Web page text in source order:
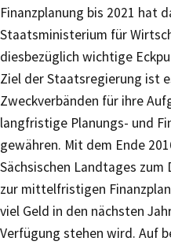
Finanzplanung bis 2021 hat
Staatsministerium für
diesbezüglich wichtige
Ziel der Staatsregierung ist
Zweckverbänden für ihre
langfristige Planungs- und
gewähren. Mit dem Ende
Sächsischen Landtages
zur mittelfristigen
viel Geld in den nächsten
Verfügung stehen wird. Auf